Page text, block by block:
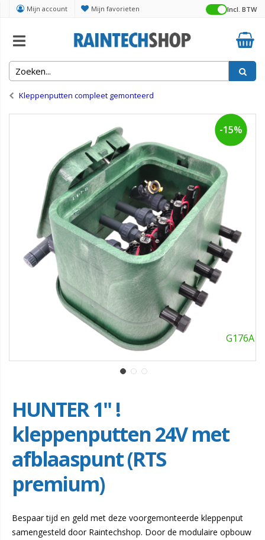
Mijn account Mijn favorieten Incl. BTW
Home
Complete sets voor beregening
Kleppenputten compleet gemonteerd
G176A
-15%
HUNTER 1" !
kleppenputten 24V met
afblaaspunt (RTS
premium)
Bespaar tijd en geld met deze voorgemonteerde kleppenput
samengesteld door Raintechshop. Door de modulaire opbouw